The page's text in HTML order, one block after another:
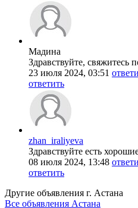
Мадина
Здравствуйте, свяжитесь
23 июля 2024, 03:51
ответить
zhan_iraliyeva
Здравствуйте есть
08 июля 2024, 13:48
ответить
Другие объявления г. Астана
Все объявления Астана